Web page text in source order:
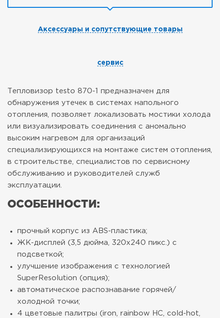
Аксессуары и сопутствующие товары
сервис
Тепловизор testo 870-1 предназначен для
обнаружения утечек в системах напольного
отопления, позволяет локализовать мостики холода
или визуализировать соединения с аномально
высоким нагревом для организаций
специализирующихся на монтаже систем отопления,
в строительстве, специалистов по сервисному
обслуживанию и руководителей служб
эксплуатации.
ОСОБЕННОСТИ:
прочный корпус из ABS-пластика;
ЖК-дисплей (3,5 дюйма, 320х240 пикс.) с
подсветкой;
улучшение изображения с технологией
SuperResolution (опция);
автоматическое распознавание горячей/
холодной точки;
4 цветовые палитры (iron, rainbow HC, cold-hot,